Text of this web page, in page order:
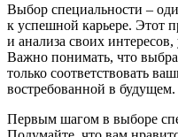
Выбор специальности –
к успешной карьере. Этот
и анализа своих
Важно понимать, что
только соответствовать
востребованной в будущем.
Первым шагом в выборе